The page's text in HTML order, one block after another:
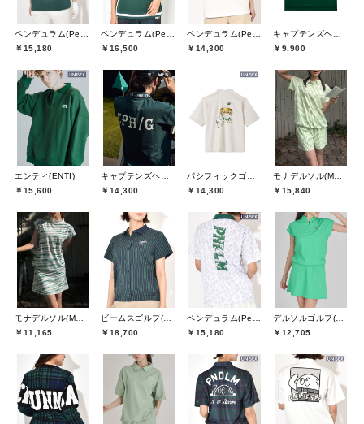
￥15,180
￥16,500
￥14,300
￥9,900
エンティ(ENTI)
￥15,600
￥14,300
￥14,300
￥15,840
￥11,165
￥18,700
￥15,180
￥12,705